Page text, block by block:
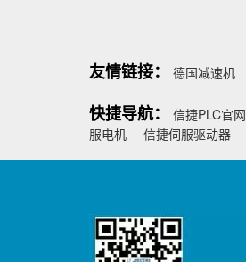
友情链接： 德国减速机
快捷导航： 信捷PLC官网
服电机
信捷伺服驱动器